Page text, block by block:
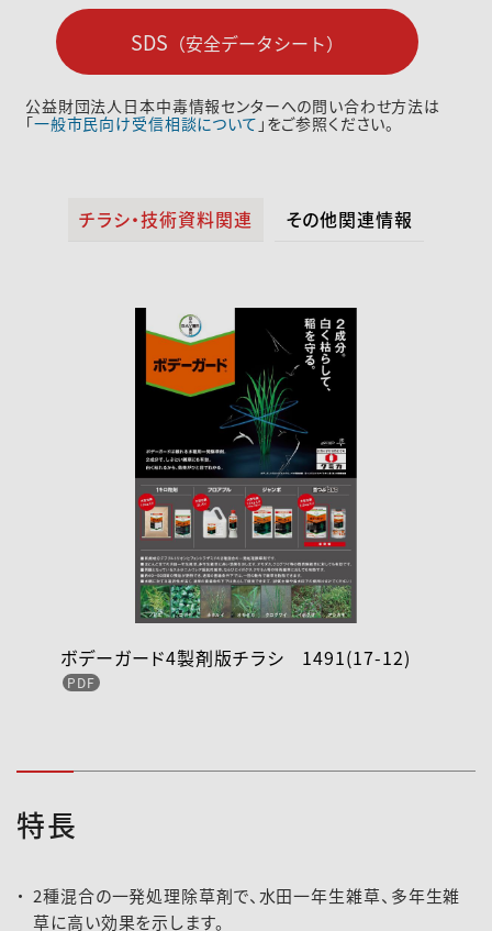
SDS （安全データシート）
公益財団法人日本中毒情報センターへの問い合わせ方法は
「一般市民向け受信相談について 」をご参照ください。
チラシ・技術資料関連 その他関連情報
ボデーガード4製剤版チラシ 1491(17-12)
特長
2種混合の一発処理除草剤で、水田一年生雑草、多年生雑
草に高い効果を示します。